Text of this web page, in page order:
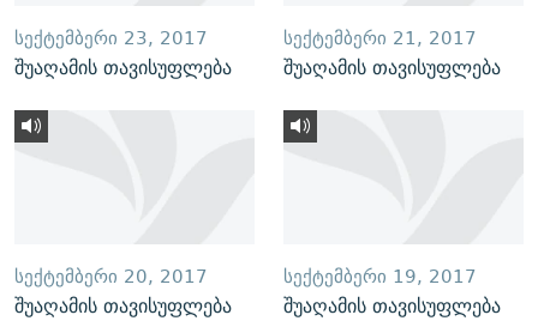
ᲡᲔᲥᲢᲔᲛᲑᲔᲠᲘ 23, 2017
შუაღამის თავისუფლება
ᲡᲔᲥᲢᲔᲛᲑᲔᲠᲘ 21, 2017
შუაღამის თავისუფლება
ᲡᲔᲥᲢᲔᲛᲑᲔᲠᲘ 20, 2017
შუაღამის თავისუფლება
ᲡᲔᲥᲢᲔᲛᲑᲔᲠᲘ 19, 2017
შუაღამის თავისუფლება